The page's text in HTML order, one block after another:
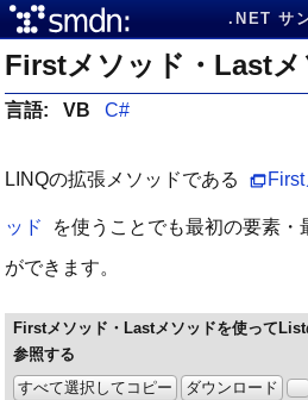
.NET サ
言語: VB C#
LINQの拡張メソッドである
ッド
を使うことでも最初の要素・
ができます。
Firstメソッド・Lastメソッドを使って
参照する
すべて選択してコピー
ダウンロード